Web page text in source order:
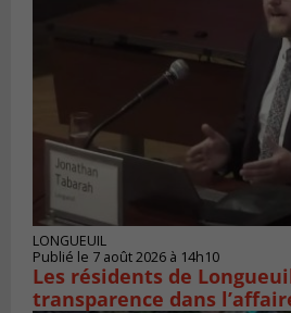
LONGUEUIL
Publié le 7 août 2026 à 14h10
Les résidents de
transparence dans